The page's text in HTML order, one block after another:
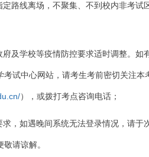
路线离场，不聚集、不到校内非考试
及学校等疫情防控要求适时调整。如
考试中心网站，请考生考前密切关注本
），或拨打考点咨询电话；
，如遇晚间系统无法登录情况，请于
请谅解。